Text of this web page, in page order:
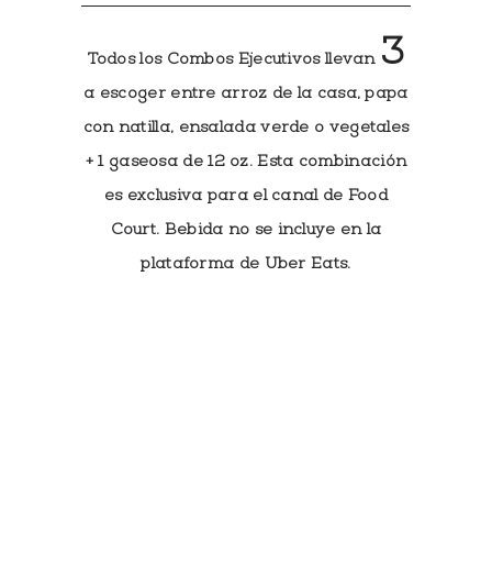
Todos los Combos Ejecutivos llevan 3
a escoger entre arroz de la casa, papa
con natilla, ensalada verde o vegetales
+ 1 gaseosa de 12 oz. Esta combinación
es exclusiva para el canal de Food
Court. Bebida no se incluye en la
plataforma de Uber Eats.